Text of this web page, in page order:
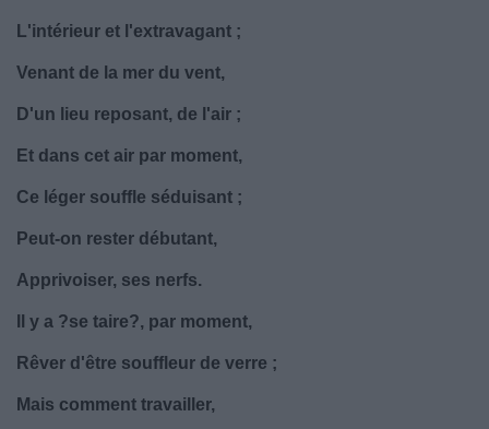
L'intérieur et l'extravagant ;
Venant de la mer du vent,
D'un lieu reposant, de l'air ;
Et dans cet air par moment,
Ce léger souffle séduisant ;
Peut-on rester débutant,
Apprivoiser, ses nerfs.
Il y a ?se taire?, par moment,
Rêver d'être souffleur de verre ;
Mais comment travailler,